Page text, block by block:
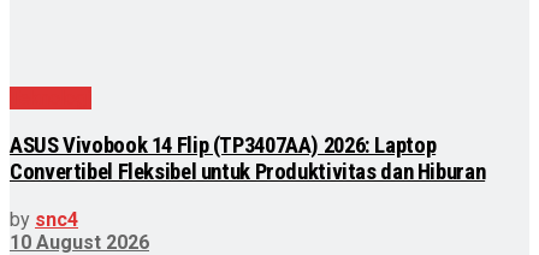
ASUS Vivobook 14 Flip (TP3407AA) 2026: Laptop
Convertibel Fleksibel untuk Produktivitas dan Hiburan
by snc4
10 August 2026